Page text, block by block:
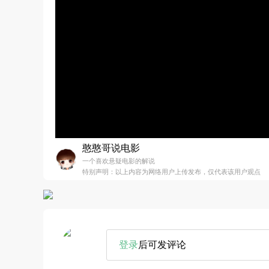
憨憨哥说电影
一个喜欢悬疑电影的解说
特别声明：以上内容为网络用户上传发布，仅代表该用户观点
登录后可发评论